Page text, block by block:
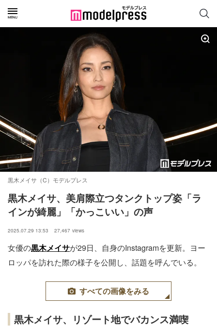
黒木メイサ（C）モデルプレス
黒木メイサ、美肩際立つタンクトップ姿「ラ
インが綺麗」「かっこいい」の声
2025.07.29 13:53 27,467 views
女優の黒木メイサが29日、自身のInstagramを更新。ヨー
ロッパを訪れた際の様子を公開し、話題を呼んでいる。
すべての画像をみる
黒木メイサ、リゾート地でバカンス満喫